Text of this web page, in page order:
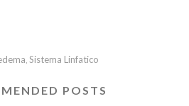
Sistema Linfatico
POSTS